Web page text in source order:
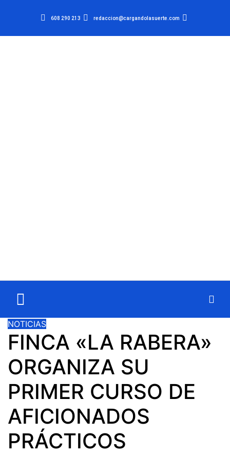
608 290 213 redaccion@cargandolasuerte.com
NOTICIAS
FINCA «LA RABERA»
ORGANIZA SU
PRIMER CURSO DE
AFICIONADOS
PRÁCTICOS